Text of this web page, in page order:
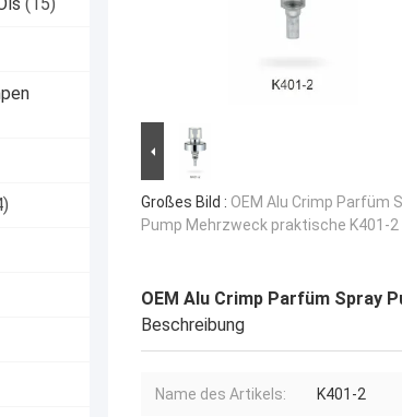
Großes Bild : OEM Alu Crimp Parfüm
Pump Mehrzweck praktische K401-2
OEM Alu Crimp Parfüm Spray
Beschreibung
Name des Artikels: K401-2